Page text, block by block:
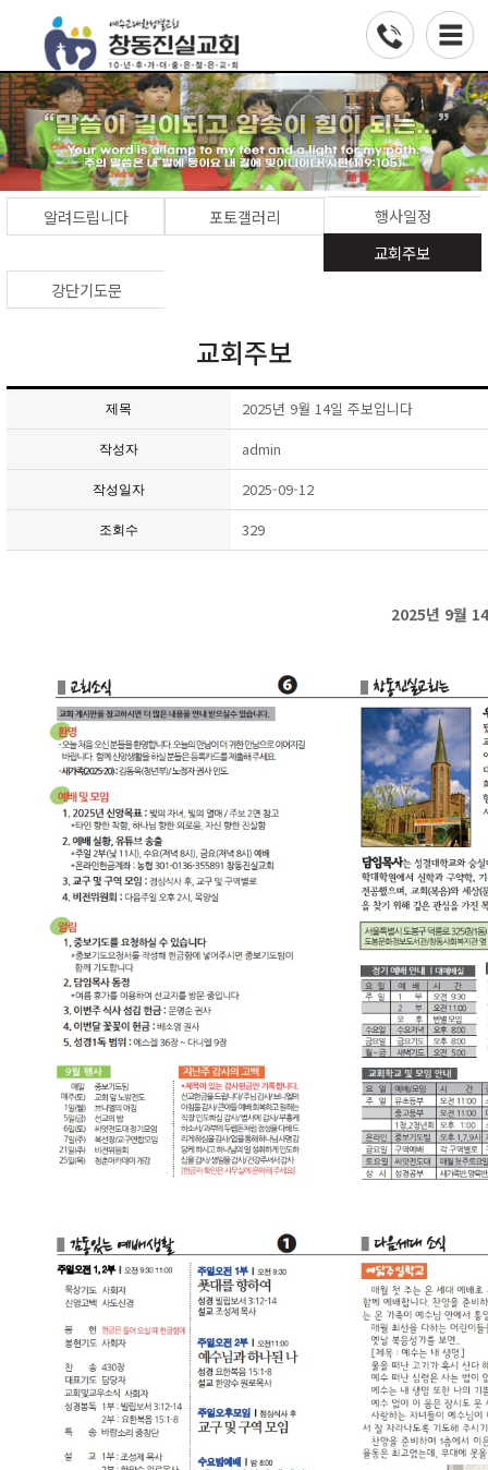
알려드립니다 포토갤러리
행사일정
교회주보
강단기도문
교회주보
제목 2025년 9월 14일 주보입니다
작성자 admin
작성일자 2025-09-12
조회수 329
2025년 9월